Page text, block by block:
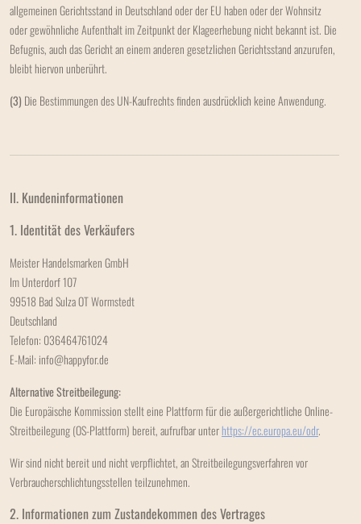
allgemeinen Gerichtsstand in Deutschland oder der EU haben oder der Wohnsitz
oder gewöhnliche Aufenthalt im Zeitpunkt der Klageerhebung nicht bekannt ist. Die
Befugnis, auch das Gericht an einem anderen gesetzlichen Gerichtsstand anzurufen,
bleibt hiervon unberührt.
(3) Die Bestimmungen des UN-Kaufrechts finden ausdrücklich keine Anwendung.
II. Kundeninformationen
1. Identität des Verkäufers
Meister Handelsmarken GmbH
Im Unterdorf 107
99518 Bad Sulza OT Wormstedt
Deutschland
Telefon: 036464761024
E-Mail: info@happyfor.de
Alternative Streitbeilegung:
Die Europäische Kommission stellt eine Plattform für die außergerichtliche Online-
Streitbeilegung (OS-Plattform) bereit, aufrufbar unterhttps://ec.europa.eu/odr.
Wir sind nicht bereit und nicht verpflichtet, an Streitbeilegungsverfahren vor
Verbraucherschlichtungsstellen teilzunehmen.
2. Informationen zum Zustandekommen des Vertrages